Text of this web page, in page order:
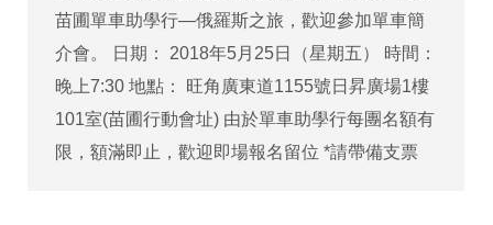
苗圃單車助學行—俄羅斯之旅，歡迎參加單車簡
介會。 日期： 2018年5月25日（星期五） 時間：
晚上7:30 地點： 旺角廣東道1155號日昇廣場1樓
101室(苗圃行動會址) 由於單車助學行每團名額有
限，額滿即止，歡迎即場報名留位 *請帶備支票